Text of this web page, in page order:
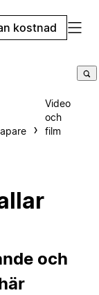
kostnad
Video
och
film
och